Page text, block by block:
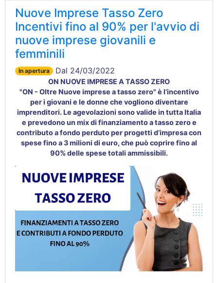
Nuove Imprese Tasso Zero
Incentivi fino al 90% per l'avvio di
nuove imprese giovanili e
femminili
In apertura Dal 24/03/2022
ON NUOVE IMPRESE A TASSO ZERO
"ON - Oltre Nuove imprese a tasso zero" è l’incentivo
per i giovani e le donne che vogliono diventare
imprenditori. Le agevolazioni sono valide in tutta Italia
e prevedono un mix di finanziamento a tasso zero e
contributo a fondo perduto per progetti d’impresa con
spese fino a 3 milioni di euro, che può coprire fino al
90% delle spese totali ammissibili.